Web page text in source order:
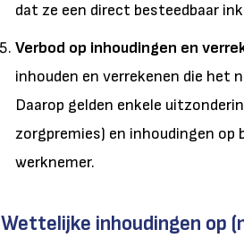
dat ze een direct besteedbaar
Verbod op inhoudingen en
inhouden en verrekenen die het
Daarop gelden enkele
zorgpremies) en inhoudingen
werknemer.
Wettelijke inhoudingen op